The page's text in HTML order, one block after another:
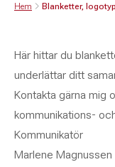
Hem Blanketter,
Här hittar du
underlättar ditt
Kontakta gärna mig
kommunikations-
Kommunikatör
Marlene Magnussen